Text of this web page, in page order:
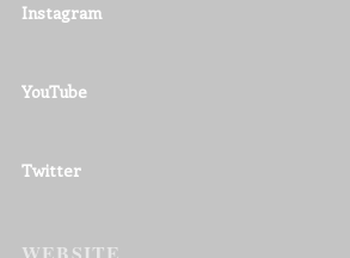
Instagram
YouTube
Twitter